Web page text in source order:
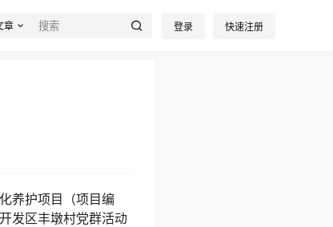
章 登录 快速注册
养护项目（项目编
发区丰墩村党群活动